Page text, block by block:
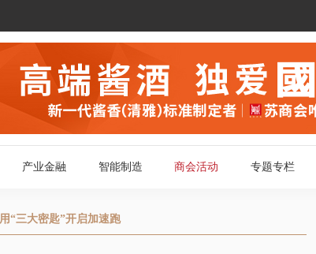
产业金融 智能制造 商会活动
会员动态
专题专栏
图闻天下
“三大密匙”开启加速跑